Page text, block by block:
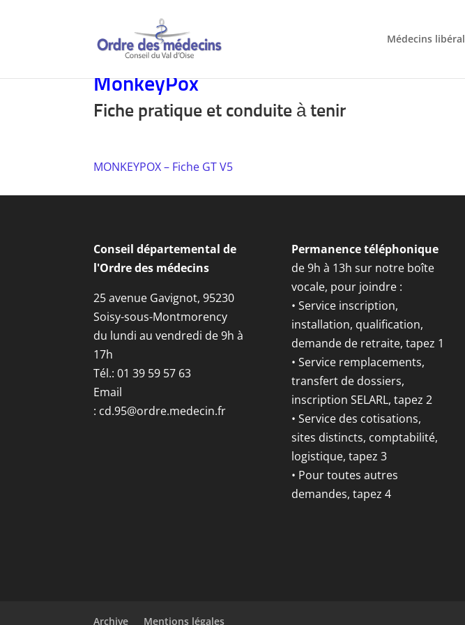
Médecins libéral
MonkeyPox
Fiche pratique et conduite à tenir
MONKEYPOX – Fiche GT V5
Conseil départemental de
l'Ordre des médecins
25 avenue Gavignot, 95230
Soisy-sous-Montmorency
du lundi au vendredi de 9h à
17h
Tél.: 01 39 59 57 63
Email
: cd.95@ordre.medecin.fr
Permanence téléphonique
de 9h à 13h sur notre boîte
vocale, pour joindre :
• Service inscription,
installation, qualification,
demande de retraite, tapez 1
• Service remplacements,
transfert de dossiers,
inscription SELARL, tapez 2
• Service des cotisations,
sites distincts, comptabilité,
logistique, tapez 3
• Pour toutes autres
demandes, tapez 4
Archive Mentions légales